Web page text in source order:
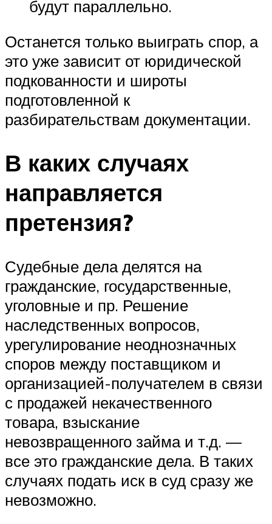
будут параллельно.
Останется только выиграть спор, а
это уже зависит от юридической
подкованности и широты
подготовленной к
разбирательствам документации.
В каких случаях
направляется
претензия?
Судебные дела делятся на
гражданские, государственные,
уголовные и пр. Решение
наследственных вопросов,
урегулирование неоднозначных
споров между поставщиком и
организацией-получателем в связи
с продажей некачественного
товара, взыскание
невозвращенного займа и т.д. —
все это гражданские дела. В таких
случаях подать иск в суд сразу же
невозможно.